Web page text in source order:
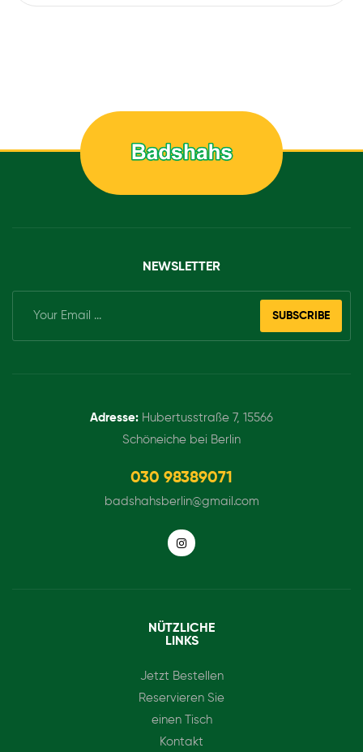
NEWSLETTER
SUBSCRIBE
Adresse: Hubertusstraße 7, 15566
Schöneiche bei Berlin
030 98389071
badshahsberlin@gmail.com
NÜTZLICHE
LINKS
Jetzt Bestellen
Reservieren Sie
einen Tisch
Kontakt